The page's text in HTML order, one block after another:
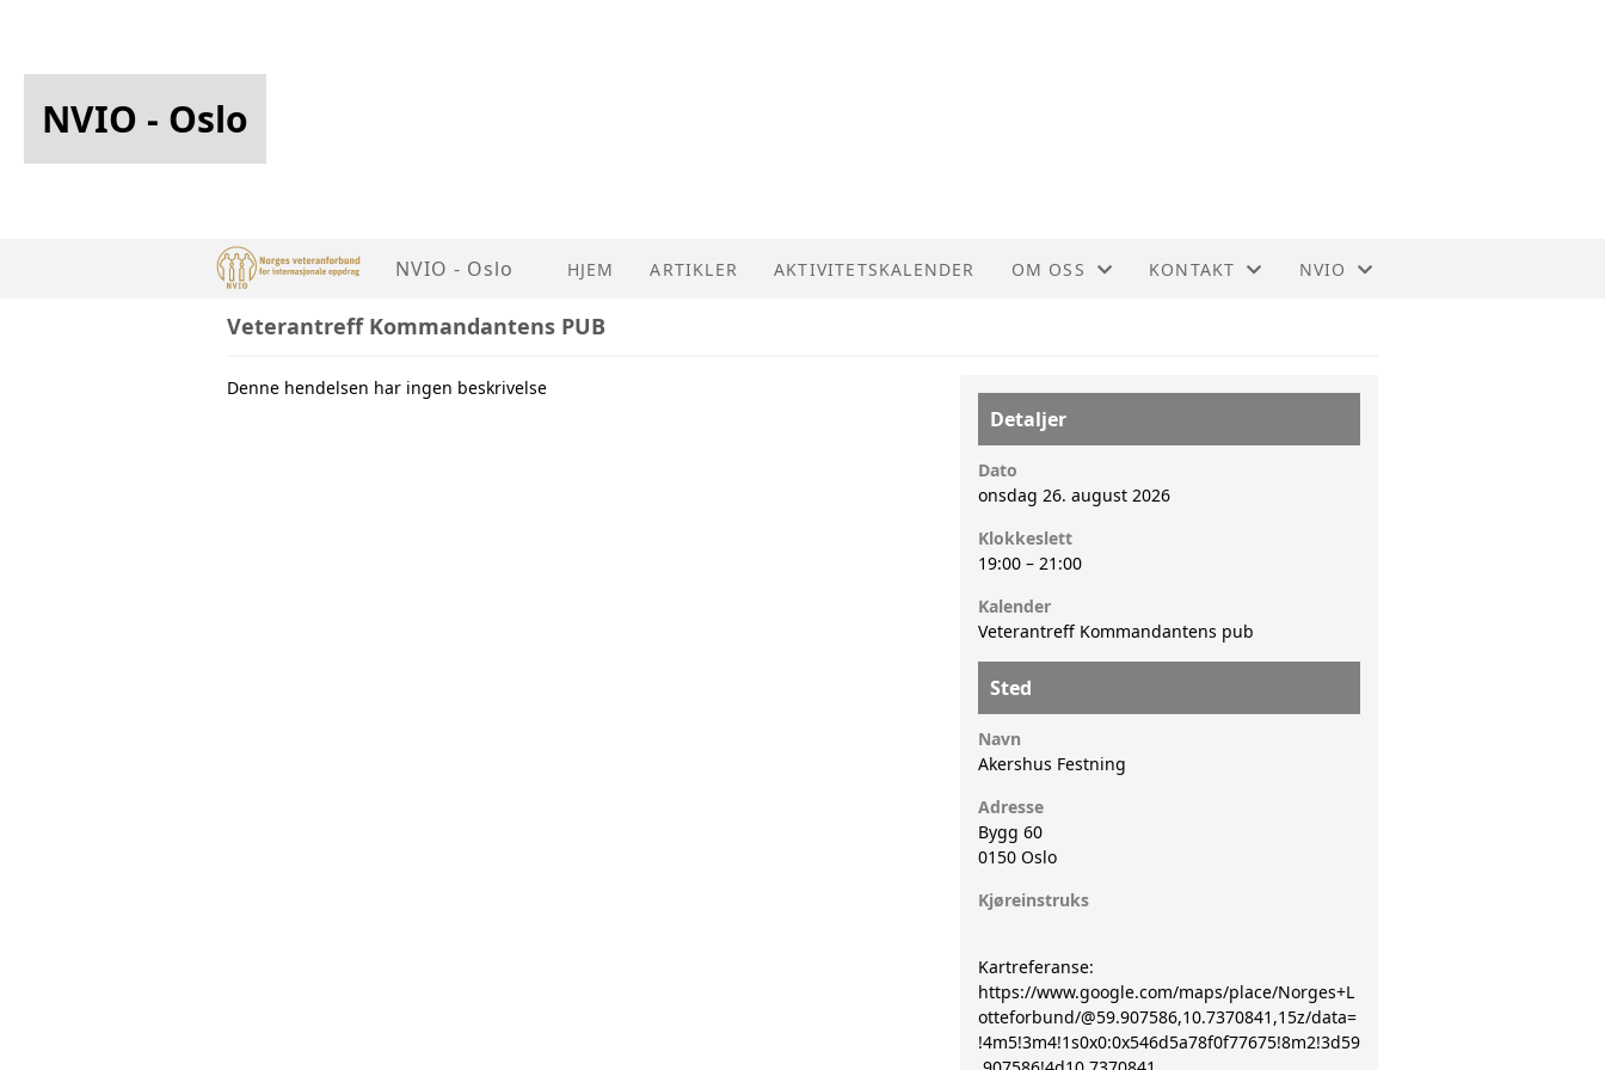
NVIO - Oslo
NVIO - Oslo HJEM ARTIKLER AKTIVITETSKALENDER OM OSS KONTAKT
STYRET
NVIO
TIL HOVEDSIDEN
Veterantreff Kommandantens PUB
Denne hendelsen har ingen beskrivelse
Detaljer
Dato
onsdag 26. august 2026
Klokkeslett
19:00 – 21:00
Kalender
Veterantreff Kommandantens pub
Sted
Navn
Akershus Festning
Adresse
Bygg 60
0150 Oslo
Kjøreinstruks
Kartreferanse:
https://www.google.com/maps/place/Norges+L
otteforbund/@59.907586,10.7370841,15z/data=
!4m5!3m4!1s0x0:0x546d5a78f0f77675!8m2!3d59